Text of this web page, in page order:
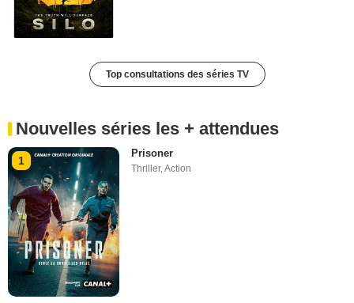
Top consultations des séries TV
Nouvelles séries les + attendues
1
Prisoner
Thriller,Action